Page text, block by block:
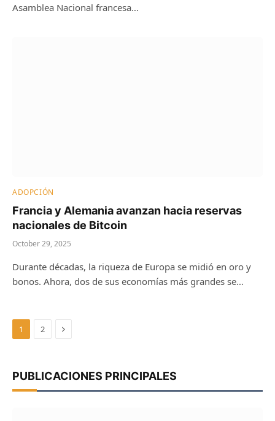
Asamblea Nacional francesa…
ADOPCIÓN
Francia y Alemania avanzan hacia reservas
nacionales de Bitcoin
October 29, 2025
Durante décadas, la riqueza de Europa se midió en oro y
bonos. Ahora, dos de sus economías más grandes se…
1 2 Next
PUBLICACIONES PRINCIPALES